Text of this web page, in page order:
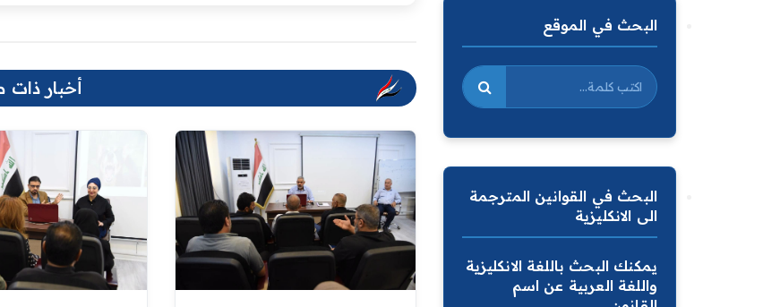
أخبار ذات
البحث في الموقع
البحث في القوانين المترجمة
الى الانكليزية
يمكنك البحث باللغة الانكليزية
واللغة العربية عن اسم